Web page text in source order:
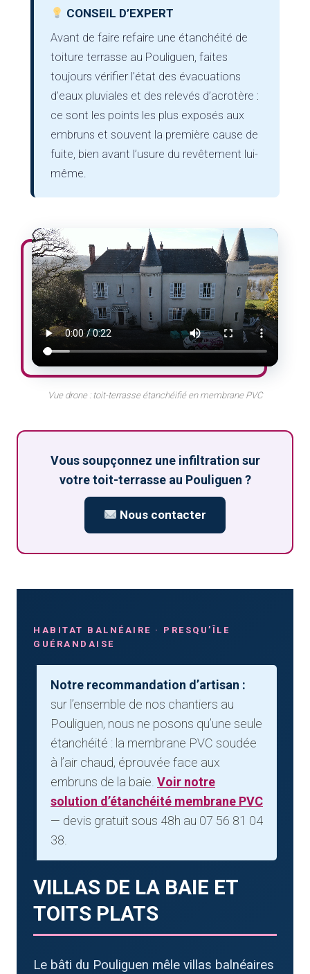
CONSEIL D’EXPERT
Avant de faire refaire une étanchéité de
toiture terrasse au Pouliguen, faites
toujours vérifier l’état des évacuations
d’eaux pluviales et des relevés d’acrotère :
ce sont les points les plus exposés aux
embruns et souvent la première cause de
fuite, bien avant l’usure du revêtement lui-
même.
Vue drone : toit-terrasse étanchéifié en membrane PVC
Vous soupçonnez une infiltration sur
votre toit-terrasse au Pouliguen ?
Nous contacter
HABITAT BALNÉAIRE · PRESQU’ÎLE
GUÉRANDAISE
Notre recommandation d’artisan :
sur l’ensemble de nos chantiers au
Pouliguen, nous ne posons qu’une seule
étanchéité : la membrane PVC soudée
à l’air chaud, éprouvée face aux
embruns de la baie. Voir notre
solution d’étanchéité membrane PVC
— devis gratuit sous 48h au 07 56 81 04
38.
VILLAS DE LA BAIE ET
TOITS PLATS
Le bâti du Pouliguen mêle villas balnéaires